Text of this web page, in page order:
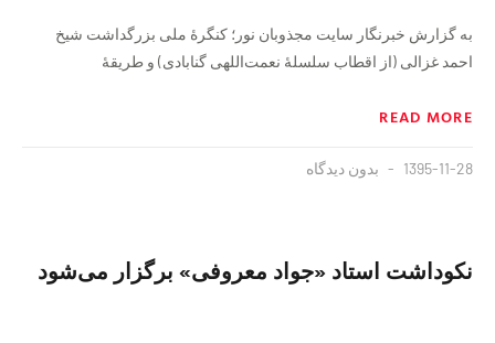
به گزارش خبرنگار سایت مجذوبان نور؛ کنگرهٔ ملی بزرگداشت شیخ
احمد غزالی (از اقطاب سلسلهٔ نعمت‌اللهی گنابادی) و طریقهٔ
READ MORE
1395-11-28 بدون دیدگاه
نکوداشت استاد «جواد معروفی» برگزار می‌شود